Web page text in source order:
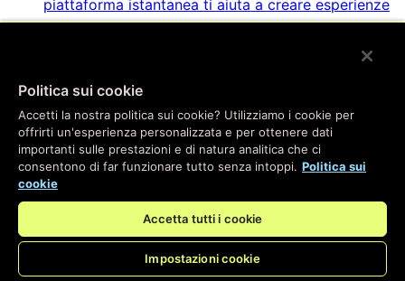
piattaforma istantanea ti aiuta a creare esperienze
Key Value Store
Il Key Value Store più veloce che puoi ottenere, con
la stessa facilità di utilizzo degli strumenti di
database che conosci bene
WebSockets e Fanout
Politica sui cookie
Accetti la nostra politica sui cookie? Utilizziamo i cookie per
offrirti un'esperienza personalizzata e per ottenere dati
importanti sulle prestazioni e di natura analitica che ci
consentono di far funzionare tutto senza intoppi. Politica sui
cookie
Accetta tutti i cookie
Impostazioni cookie